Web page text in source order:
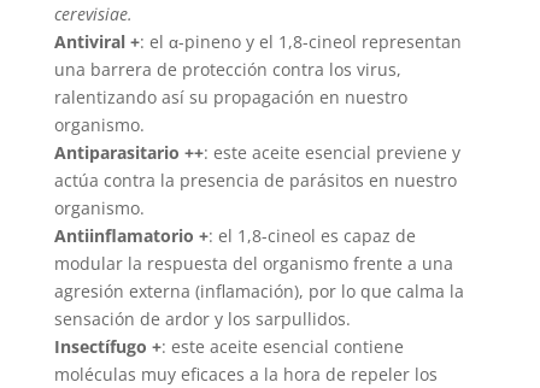
cerevisiae.
Antiviral +: el α-pineno y el 1,8-cineol representan
una barrera de protección contra los virus,
ralentizando así su propagación en nuestro
organismo.
Antiparasitario ++: este aceite esencial previene y
actúa contra la presencia de parásitos en nuestro
organismo.
Antiinflamatorio +: el 1,8-cineol es capaz de
modular la respuesta del organismo frente a una
agresión externa (inflamación), por lo que calma la
sensación de ardor y los sarpullidos.
Insectífugo +: este aceite esencial contiene
moléculas muy eficaces a la hora de repeler los